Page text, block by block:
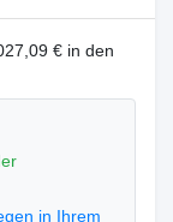
€ in den
in Ihrem